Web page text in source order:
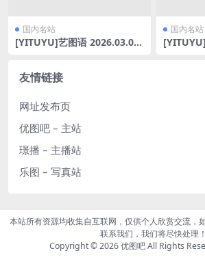
国内名站
[YITUYU]艺图语 2026.03.03
MB]
国内名站
友情链接
网址发布页
优图吧 – 主站
璟播 – 主播站
乐图 – 写真站
本站所有资源均收集自互联网，仅供个人欣赏交流，
联系我们，我们将尽快处理！
Copyright © 2026优图吧All Rights